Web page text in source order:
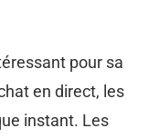
pour sa
en direct, les
instant. Les